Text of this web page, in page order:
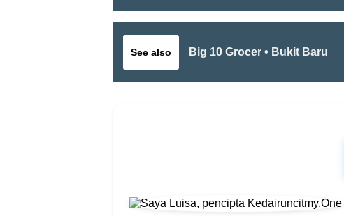
See also Big 10 Grocer • Bukit Baru